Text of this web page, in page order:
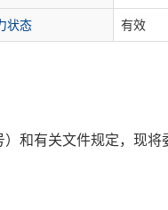
状态 有效
和有关文件规定，现